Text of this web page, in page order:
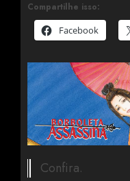
Compartilhe isso:
Facebook
Confira.